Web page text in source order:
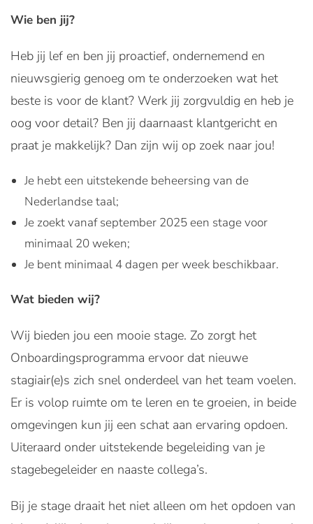
Wie ben jij?
Heb jij lef en ben jij proactief, ondernemend en
nieuwsgierig genoeg om te onderzoeken wat het
beste is voor de klant? Werk jij zorgvuldig en heb je
oog voor detail? Ben jij daarnaast klantgericht en
praat je makkelijk? Dan zijn wij op zoek naar jou!
Je hebt een uitstekende beheersing van de
Nederlandse taal;
Je zoekt vanaf september 2025 een stage voor
minimaal 20 weken;
Je bent minimaal 4 dagen per week beschikbaar.
Wat bieden wij?
Wij bieden jou een mooie stage. Zo zorgt het
Onboardingsprogramma ervoor dat nieuwe
stagiair(e)s zich snel onderdeel van het team voelen.
Er is volop ruimte om te leren en te groeien, in beide
omgevingen kun jij een schat aan ervaring opdoen.
Uiteraard onder uitstekende begeleiding van je
stagebegeleider en naaste collega’s.
Bij je stage draait het niet alleen om het opdoen van